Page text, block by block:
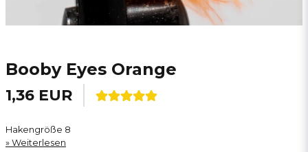
Booby Eyes Orange
1,36 EUR
Hakengröße 8
Weiterlesen